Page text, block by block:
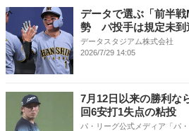
データで選ぶ「前半
勢 パ投手は規定未到
データスタジアム株式会社
2026/7/29 14:05
7月12日以来の勝利
回6安打1失点の粘投
パ・リーグ公式メディア「パ